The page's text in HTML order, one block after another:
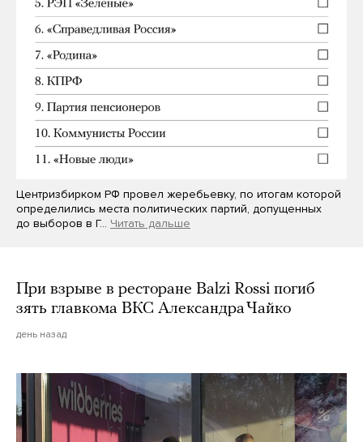
Центризбирком РФ провел жеребьевку, по итогам которой
определились места политических партий, допущенных
до выборов в Г… Читать дальше
При взрыве в ресторане Balzi Rossi погиб
зять главкома ВКС Александра Чайко
день назад